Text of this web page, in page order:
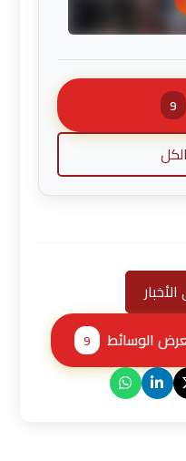
9
الوسائط
9